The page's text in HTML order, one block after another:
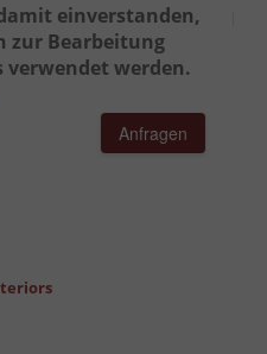
einverstanden,
zur Bearbeitung
verwendet werden.
Anfragen